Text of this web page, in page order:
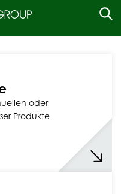
oder
Produkte